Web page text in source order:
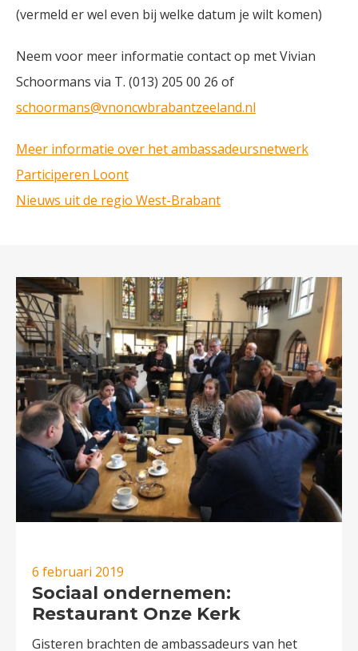
(vermeld er wel even bij welke datum je wilt komen)
Neem voor meer informatie contact op met Vivian
Schoormans via T. (013) 205 00 26 of
schoormans@vnoncwbrabantzeeland.nl
Meer informatie over het ambassadeursnetwerk
Participeren Loont
Nieuws uit de regio West-Brabant
6 februari 2019
Sociaal ondernemen:
Restaurant Onze Kerk
Gisteren brachten de ambassadeurs van het